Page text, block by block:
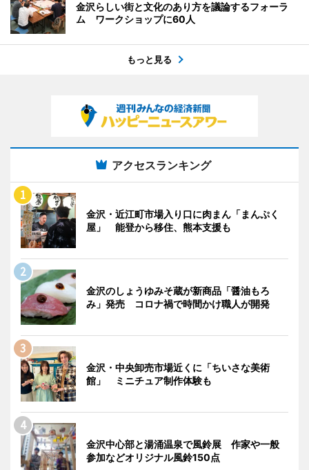
金沢らしい街と文化のあり方を議論するフォーラ
ム ワークショップに60人
もっと見る
アクセスランキング
金沢・近江町市場入り口に肉まん「まんぷく
屋」 能登から移住、熊本支援も
金沢のしょうゆみそ蔵が新商品「醤油もろ
み」発売 コロナ禍で時間かけ職人が開発
金沢・中央卸売市場近くに「ちいさな美術
館」 ミニチュア制作体験も
金沢中心部と湯涌温泉で風鈴展 作家や一般
参加などオリジナル風鈴150点